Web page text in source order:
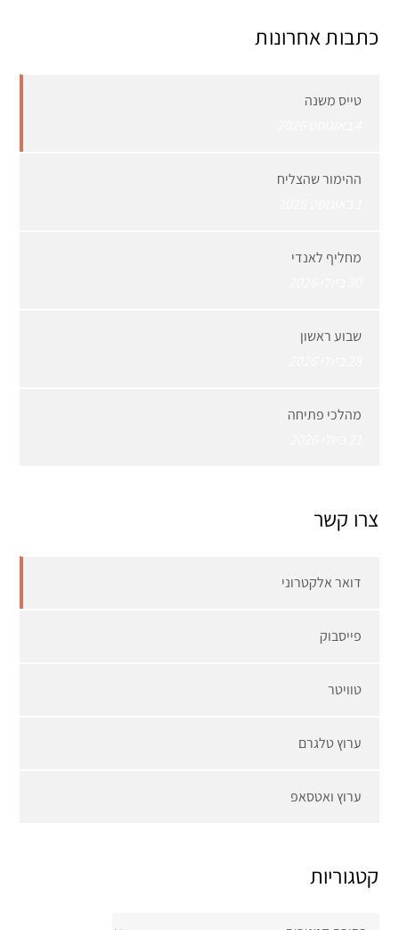
כתבות אחרונות
טייס משנה
ההימור שהצליח
מחליף לאנדי
שבוע ראשון
מהלכי פתיחה
צרו קשר
דואר אלקטרוני
פייסבוק
טוויטר
ערוץ טלגרם
ערוץ ואטסאפ
קטגוריות